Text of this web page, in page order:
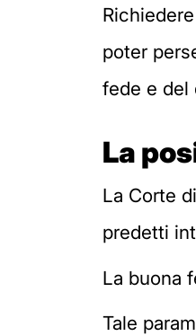
poter
fede e del
La
La Corte
predetti
La buona
Tale